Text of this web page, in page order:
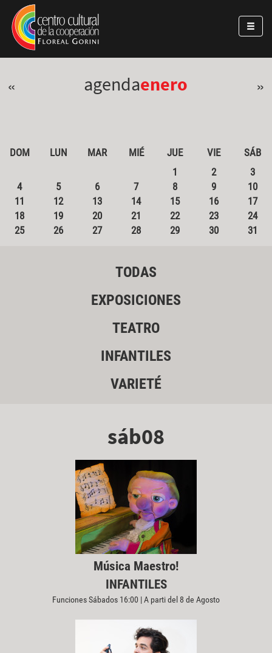
Pasar al contenido principal
Jump to main content
« agendaenero »
DOM LUN MAR MIÉ JUE VIE
SÁB
1
2
3
4
5 6 7 8 9
10
11
12 13 14 15 16
17
18
19 20 21 22 23
24
25
26 27 28 29 30 31
TODAS
EXPOSICIONES
TEATRO
INFANTILES
VARIETÉ
sáb08
Música Maestro!
INFANTILES
Funciones Sábados 16:00 | A parti del 8 de Agosto